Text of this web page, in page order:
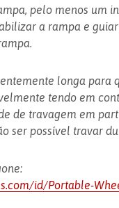
pelo menos um
a rampa e
longa para
tendo em
de travagem em
ser possível travar
id/Portable-